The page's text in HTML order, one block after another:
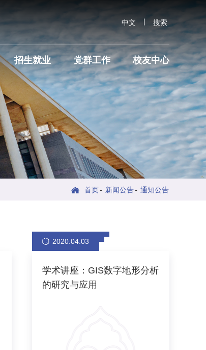
中文 搜索
招生就业 党群工作 校友中心
首页- 新闻公告- 通知公告
2020.04.03
学术讲座：GIS数字地形分析
的研究与应用